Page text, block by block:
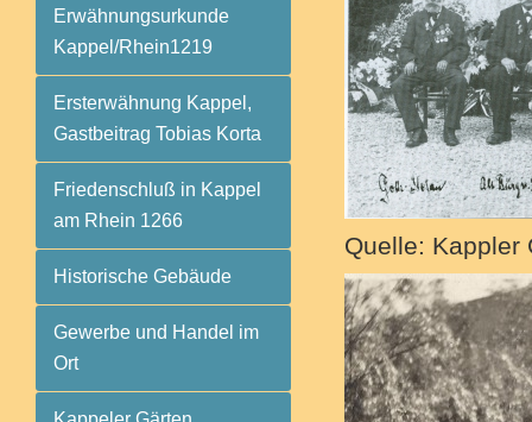
Erwähnungsurkunde
Kappel/Rhein1219
Ersterwähnung Kappel,
Gastbeitrag Tobias Korta
Friedenschluß in Kappel
am Rhein 1266
Historische Gebäude
Gewerbe und Handel im
Ort
Quelle: Kappler